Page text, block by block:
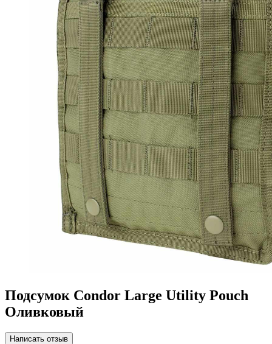
Подсумок Condor Large Utility Pouch
Оливковый
Написать отзыв